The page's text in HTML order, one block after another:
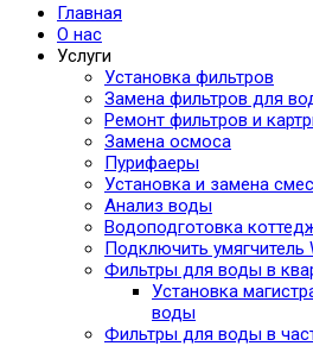
Главная
О нас
Услуги
Установка фильтров
Замена фильтров для
Ремонт фильтров и
Замена осмоса
Пурифаеры
Установка и замена
Анализ воды
Водоподготовка
Подключить умягчитель
Фильтры для воды в
Установка
воды
Фильтры для воды в